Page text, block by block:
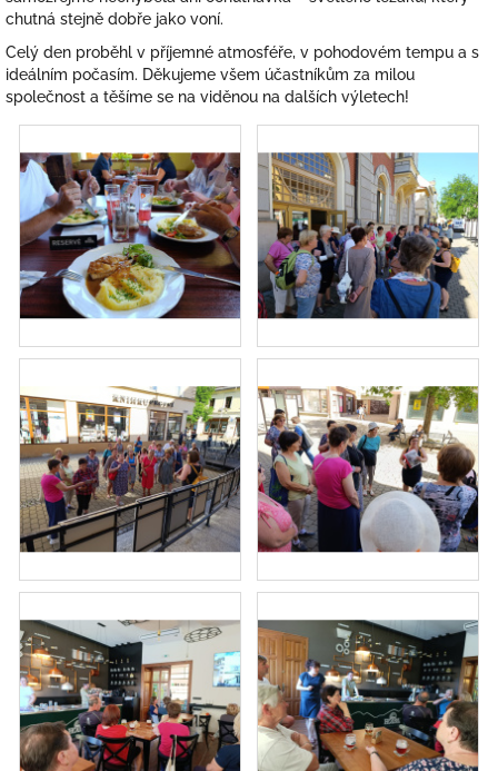
chutná stejně dobře jako voní.
Celý den proběhl v příjemné atmosféře, v pohodovém tempu a s
ideálním počasím. Děkujeme všem účastníkům za milou
společnost a těšíme se na viděnou na dalších výletech!